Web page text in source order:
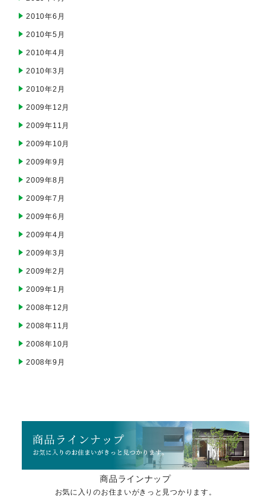
2010年6月
2010年5月
2010年4月
2010年3月
2010年2月
2009年12月
2009年11月
2009年10月
2009年9月
2009年8月
2009年7月
2009年6月
2009年4月
2009年3月
2009年2月
2009年1月
2008年12月
2008年11月
2008年10月
2008年9月
商品ラインナップ
お気に入りのお住まいがきっと見つかります。